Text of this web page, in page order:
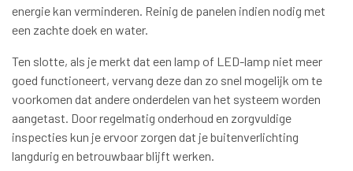
energie kan verminderen. Reinig de panelen indien nodig met
een zachte doek en water.
Ten slotte, als je merkt dat een lamp of LED-lamp niet meer
goed functioneert, vervang deze dan zo snel mogelijk om te
voorkomen dat andere onderdelen van het systeem worden
aangetast. Door regelmatig onderhoud en zorgvuldige
inspecties kun je ervoor zorgen dat je buitenverlichting
langdurig en betrouwbaar blijft werken.